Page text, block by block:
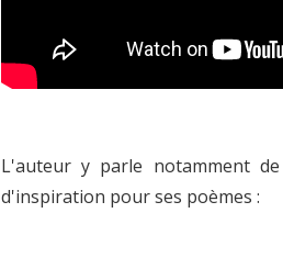
L'auteur y parle notamment
d'inspiration pour ses poèmes :